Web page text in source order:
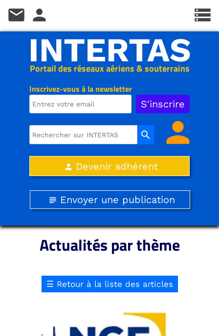
Inscrivez-vous à la newsletter
Portail des réseaux aériens & souterrains
INTERTAS
search person
person Devenir adhérent
subject Envoyer une publication
Actualités par thème
☰ Retour à la liste des articles
storage
mail person